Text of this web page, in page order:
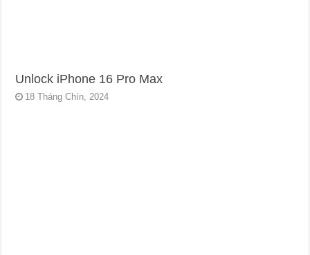
Unlock iPhone 16 Pro Max
18 Tháng Chín, 2024